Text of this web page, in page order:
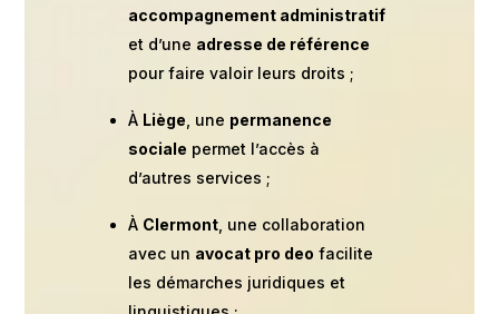
accompagnement administratif
et d’une adresse de référence
pour faire valoir leurs droits ;
À Liège , une permanence
sociale permet l’accès à
d’autres services ;
À Clermont, une collaboration
avec un avocat pro deo facilite
les démarches juridiques et